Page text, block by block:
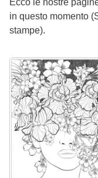
Ecco le nostre
in questo momento
stampe).